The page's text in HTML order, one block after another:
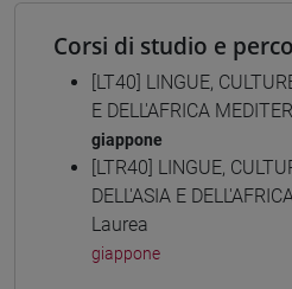
Corsi di studio e
[LT40] LINGUE,
E DELL'AFRICA
giappone
[LTR40] LINGUE,
DELL'ASIA E
Laurea
giappone